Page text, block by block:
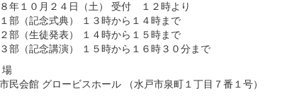
１０月２４日（土） 受付 １２時より
記念式典） １３時から１４時まで
生徒発表） １４時から１５時まで
記念講演） １５時から１６時３０分まで
場
会館 グロービスホール （水戸市泉町１丁目７番１号）